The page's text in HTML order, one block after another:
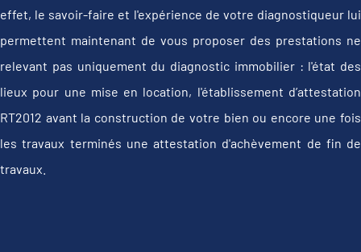
effet, le savoir-faire et l'expérience de votre diagnostiqueur lui
permettent maintenant de vous proposer des prestations ne
relevant pas uniquement du diagnostic immobilier : l'état des
lieux pour une mise en location, l'établissement d’attestation
RT2012 avant la construction de votre bien ou encore une fois
les travaux terminés une attestation d'achèvement de fin de
travaux.